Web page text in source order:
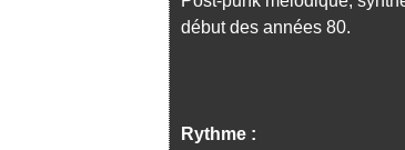
début des années 80.
Rythme :